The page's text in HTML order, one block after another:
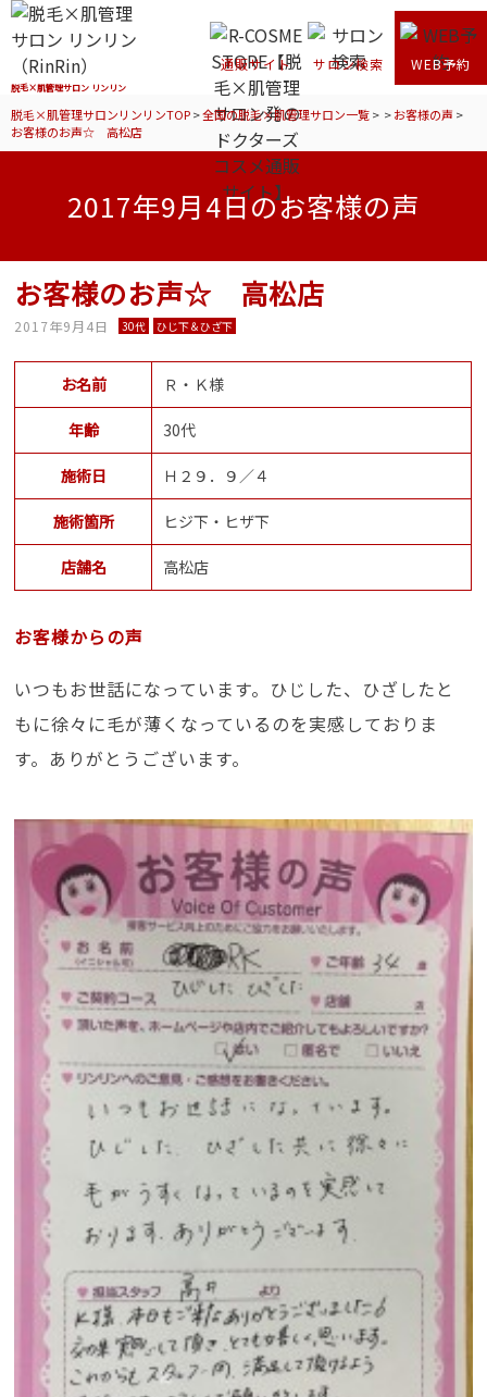
脱毛×肌管理サロン リンリン
通販サイト サロン検索 WEB予約
脱毛×肌管理サロンリンリンTOP>全国の脱毛×肌管理サロン一覧> >お客様の声 >
お客様のお声☆ 高松店
2017年9月4日のお客様の声
お客様のお声☆ 高松店
2017年9月4日 30代 ひじ下＆ひざ下
お名前 Ｒ・Ｋ様
年齢 30代
施術日 Ｈ２９．９／４
施術箇所 ヒジ下・ヒザ下
店舗名 高松店
お客様からの声
いつもお世話になっています。ひじした、ひざしたと
もに徐々に毛が薄くなっているのを実感しておりま
す。ありがとうございます。